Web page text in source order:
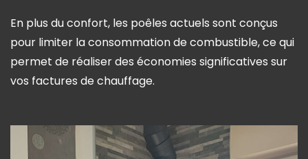
En plus du confort, les poêles actuels sont conçus
pour limiter la consommation de combustible, ce qui
permet de réaliser des économies significatives sur
vos factures de chauffage.